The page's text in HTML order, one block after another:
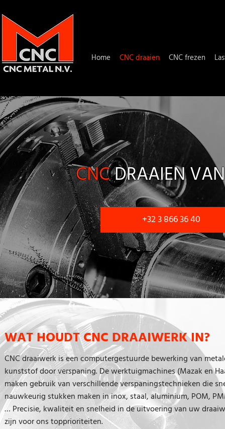
Home CNC draaien CNC frezen
CNCDRAAIEN
+32 3 866 36 40
WAT HOUDT CNC DRAAIWERK IN?
CNC draaiwerk is een computergestuurde bewerking van
kunststof door verspaning. De werktuigmachines (Mazak en
maken gebruik van verschillende verspaningstechnieken die
nauwkeurig stukken maken in inox, staal, aluminium, POM,
… Precisie, kwaliteit en snelheid in de uitvoering van uw
zijn voor ons topprioriteiten.